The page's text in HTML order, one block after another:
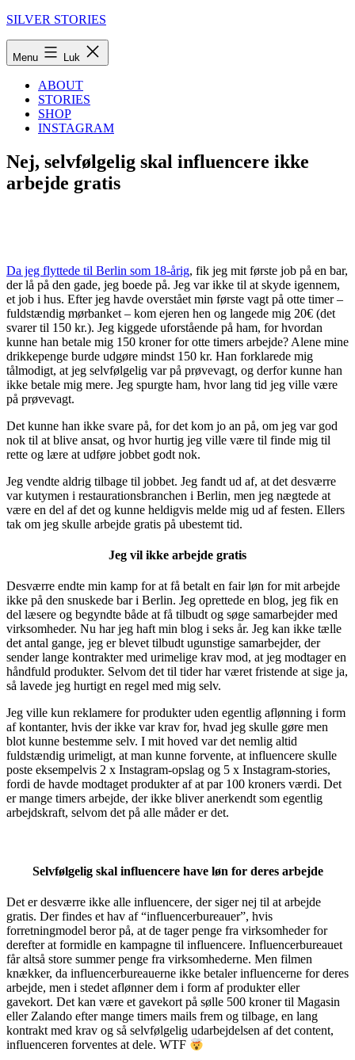
Fortsæt
SILVER STORIES
Menu Luk
ABOUT
STORIES
SHOP
INSTAGRAM
Nej, selvfølgelig skal influencere ikke
arbejde gratis
Da jeg flyttede til Berlin som 18-årig, fik jeg mit første job på en bar,
der lå på den gade, jeg boede på. Jeg var ikke til at skyde igennem,
et job i hus. Efter jeg havde overstået min første vagt på otte timer –
fuldstændig mørbanket – kom ejeren hen og langede mig 20€ (det
svarer til 150 kr.). Jeg kiggede uforstående på ham, for hvordan
kunne han betale mig 150 kroner for otte timers arbejde? Alene mine
drikkepenge burde udgøre mindst 150 kr. Han forklarede mig
tålmodigt, at jeg selvfølgelig var på prøvevagt, og derfor kunne han
ikke betale mig mere. Jeg spurgte ham, hvor lang tid jeg ville være
på prøvevagt.
Det kunne han ikke svare på, for det kom jo an på, om jeg var god
nok til at blive ansat, og hvor hurtig jeg ville være til finde mig til
rette og lære at udføre jobbet godt nok.
Jeg vendte aldrig tilbage til jobbet. Jeg fandt ud af, at det desværre
var kutymen i restaurationsbranchen i Berlin, men jeg nægtede at
være en del af det og kunne heldigvis melde mig ud af festen. Ellers
tak om jeg skulle arbejde gratis på ubestemt tid.
Jeg vil ikke arbejde gratis
Desværre endte min kamp for at få betalt en fair løn for mit arbejde
ikke på den snuskede bar i Berlin. Jeg oprettede en blog, jeg fik en
del læsere og begyndte både at få tilbudt og søge samarbejder med
virksomheder. Nu har jeg haft min blog i seks år. Jeg kan ikke tælle
det antal gange, jeg er blevet tilbudt ugunstige samarbejder, der
sender lange kontrakter med urimelige krav mod, at jeg modtager en
håndfuld produkter. Selvom det til tider har været fristende at sige ja,
så lavede jeg hurtigt en regel med mig selv.
Jeg ville kun reklamere for produkter uden egentlig aflønning i form
af kontanter, hvis der ikke var krav for, hvad jeg skulle gøre men
blot kunne bestemme selv. I mit hoved var det nemlig altid
fuldstændig urimeligt, at man kunne forvente, at influencere skulle
poste eksempelvis 2 x Instagram-opslag og 5 x Instagram-stories,
fordi de havde modtaget produkter af at par 100 kroners værdi. Det
er mange timers arbejde, der ikke bliver anerkendt som egentlig
arbejdskraft, selvom det på alle måder er det.
Selvfølgelig skal influencere have løn for deres arbejde
Det er desværre ikke alle influencere, der siger nej til at arbejde
gratis. Der findes et hav af “influencerbureauer”, hvis
forretningmodel beror på, at de tager penge fra virksomheder for
derefter at formidle en kampagne til influencere. Influencerbureauet
får altså store summer penge fra virksomhederne. Men filmen
knækker, da influencerbureauerne ikke betaler influencerne for deres
arbejde, men i stedet aflønner dem i form af produkter eller
gavekort. Det kan være et gavekort på sølle 500 kroner til Magasin
eller Zalando efter mange timers mails frem og tilbage, en lang
kontrakt med krav og så selvfølgelig udarbejdelsen af det content,
influenceren forventes at dele. WTF